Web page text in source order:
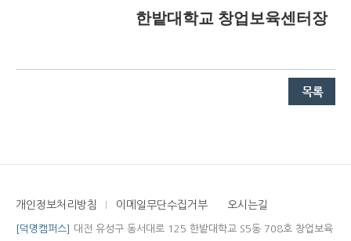
한밭대학교 창업보육센터장
개인정보처리방침 이메일무단수집거부 오시는길
[덕명캠퍼스]
대전 유성구 동서대로 125 한밭대학교 S5동 708호 창업보육